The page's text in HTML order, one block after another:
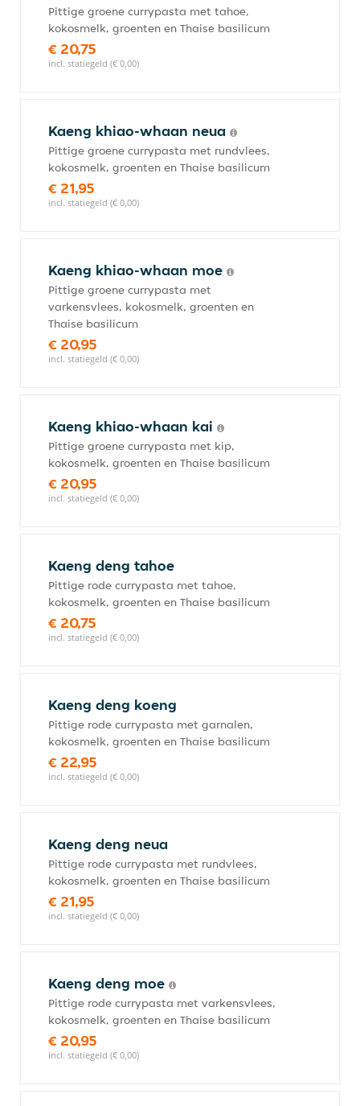
Pittige groene currypasta met tahoe,
kokosmelk, groenten en Thaise basilicum
€ 20,75
incl. statiegeld (€ 0,00)
Kaeng khiao-whaan neua
Pittige groene currypasta met rundvlees,
kokosmelk, groenten en Thaise basilicum
€ 21,95
incl. statiegeld (€ 0,00)
Kaeng khiao-whaan moe
Pittige groene currypasta met
varkensvlees, kokosmelk, groenten en
Thaise basilicum
€ 20,95
incl. statiegeld (€ 0,00)
Kaeng khiao-whaan kai
Pittige groene currypasta met kip,
kokosmelk, groenten en Thaise basilicum
€ 20,95
incl. statiegeld (€ 0,00)
Kaeng deng tahoe
Pittige rode currypasta met tahoe,
kokosmelk, groenten en Thaise basilicum
€ 20,75
incl. statiegeld (€ 0,00)
Kaeng deng koeng
Pittige rode currypasta met garnalen,
kokosmelk, groenten en Thaise basilicum
€ 22,95
incl. statiegeld (€ 0,00)
Kaeng deng neua
Pittige rode currypasta met rundvlees,
kokosmelk, groenten en Thaise basilicum
€ 21,95
incl. statiegeld (€ 0,00)
Kaeng deng moe
Pittige rode currypasta met varkensvlees,
kokosmelk, groenten en Thaise basilicum
€ 20,95
incl. statiegeld (€ 0,00)